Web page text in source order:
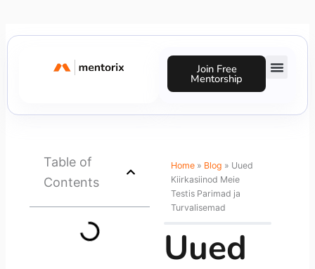
content
Join Free
Mentorship
Table of
Contents
Home » Blog » Uued
Kiirkasiinod Meie
Testis Parimad ja
Turvalisemad
Uued